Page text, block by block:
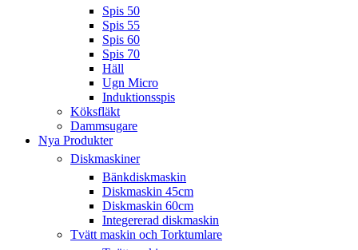
Spis 50
Spis 55
Spis 60
Spis 70
Häll
Ugn Micro
Induktionsspis
Köksfläkt
Dammsugare
Nya Produkter
Diskmaskiner
Bänkdiskmaskin
Diskmaskin 45cm
Diskmaskin 60cm
Integererad diskmaskin
Tvätt maskin och Torktumlare